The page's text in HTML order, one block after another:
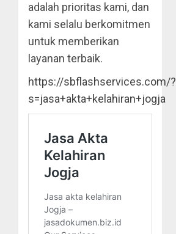
adalah prioritas kami, dan
kami selalu berkomitmen
untuk memberikan
layanan terbaik.
https://sbflashservices.com/?
s=jasa+akta+kelahiran+jogja